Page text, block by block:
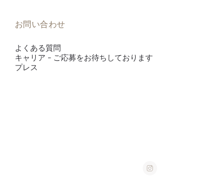
お問い合わせ
よくある質問
キャリア - ご応募をお待ちしております
プレス